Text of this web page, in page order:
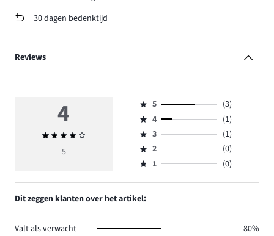
30 dagen bedenktijd
Reviews
4
Gemiddelde
beoordeling
5
Beoordeling
5,
aantal
reviews
3.
5
(3)
Beoordeling
4,
aantal
reviews
4
(1)
Beoordeling
3,
aantal
3
(1)
Beoordeling
2,
0.
2
(0)
Beoordeling
1,
aantal
reviews
1 (0)
Dit zeggen klanten over het artikel:
Valt als verwacht
80%